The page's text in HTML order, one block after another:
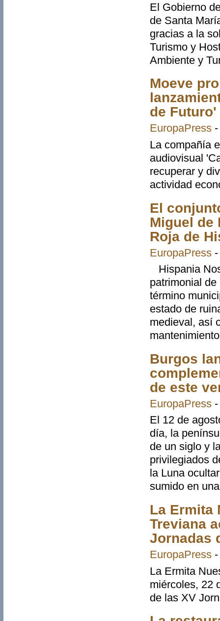
El Gobierno
de Santa
gracias a la
Turismo y
Ambiente y
Moeve
de Futuro'
EuropaPress
La compañía
audiovisual
recuperar y
actividad
El
Miguel de
Roja de
EuropaPress
Hispania
patrimonial
término
estado de
medieval, así
Burgos
de este
EuropaPress
El 12 de
día, la
de un siglo y
privilegiados
la Luna
sumido en
La Ermita
Treviana
Jornadas
EuropaPress
La Ermita
miércoles, 22
de las XV